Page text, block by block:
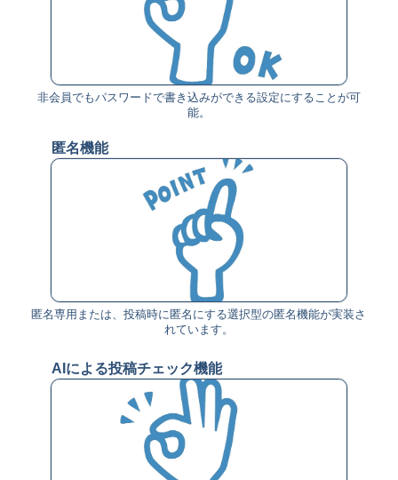
非会員でもパスワードで書き込みができる設定にすることが可
能。
匿名機能
匿名専用または、投稿時に匿名にする選択型の匿名機能が実装さ
れています。
AIによる投稿チェック機能